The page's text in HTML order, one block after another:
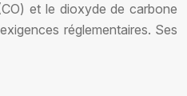
et le dioxyde de carbone
réglementaires. Ses